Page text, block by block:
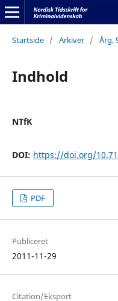
Startside / Arkiver / Årg.
Indhold
NTfK
DOI: https://doi.org/
PDF
Publiceret
2011-11-29
Citation/Eksport